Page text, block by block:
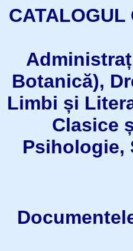
Botanică),
Limbi și
Clasice
Psihologie,